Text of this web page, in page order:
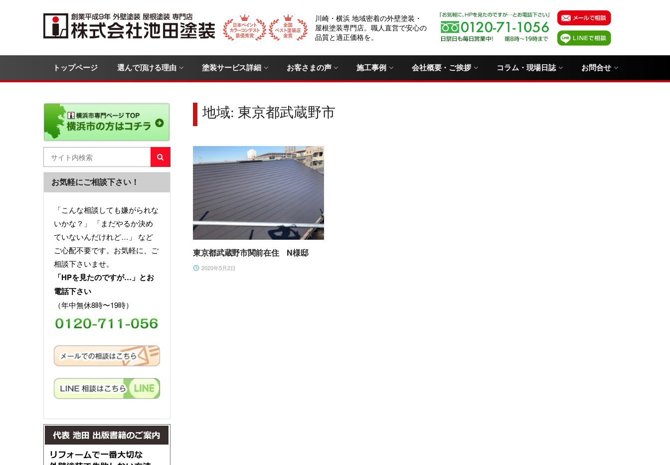
川崎・横浜 地域密着の外壁塗装・
屋根塗装専門店。職人直営で安心の
品質と適正価格を。
トップページ 選んで頂ける理由 塗装サービス詳細 お客さまの声 施工事例 会社概要・ご挨拶 コラム・現場日誌 お問合せ
地域: 東京都武蔵野市
東京都武蔵野市関前在住 N様邸
2020年5月2日
お気軽にご相談下さい！
「こんな相談しても嫌がられな
いかな？」 「まだやるか決め
ていないんだけれど…」 など
ご心配不要です。お気軽に、ご
相談下さいませ。
「HPを見たのですが…」とお
電話下さい
（年中無休8時〜19時）